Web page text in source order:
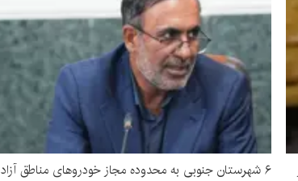
۶ شهرستان‌‌ جنوبی به محدوده مجاز خودروهای مناطق آزاد